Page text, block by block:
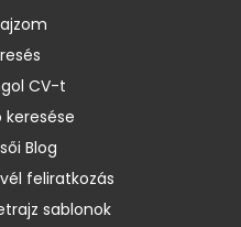
CV-t
Blog
feliratkozás
sablonok